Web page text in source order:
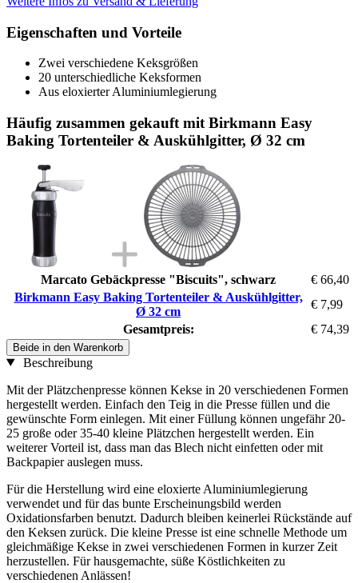
Eigenschaften und Vorteile
Zwei verschiedene Keksgrößen
20 unterschiedliche Keksformen
Aus eloxierter Aluminiumlegierung
Häufig zusammen gekauft mit Birkmann Easy
Baking Tortenteiler & Auskühlgitter, Ø 32 cm
Marcato Gebäckpresse "Biscuits", schwarz
€ 66,40
Birkmann Easy Baking Tortenteiler & Auskühlgitter,
Ø 32 cm
€ 7,99
Gesamtpreis:
€ 74,39
Beide in den Warenkorb
Beschreibung
Mit der Plätzchenpresse können Kekse in 20 verschiedenen Formen
hergestellt werden. Einfach den Teig in die Presse füllen und die
gewünschte Form einlegen. Mit einer Füllung können ungefähr 20-
25 große oder 35-40 kleine Plätzchen hergestellt werden. Ein
weiterer Vorteil ist, dass man das Blech nicht einfetten oder mit
Backpapier auslegen muss.
Für die Herstellung wird eine eloxierte Aluminiumlegierung
verwendet und für das bunte Erscheinungsbild werden
Oxidationsfarben benutzt. Dadurch bleiben keinerlei Rückstände auf
den Keksen zurück. Die kleine Presse ist eine schnelle Methode um
gleichmäßige Kekse in zwei verschiedenen Formen in kurzer Zeit
herzustellen. Für hausgemachte, süße Köstlichkeiten zu
verschiedenen Anlässen!